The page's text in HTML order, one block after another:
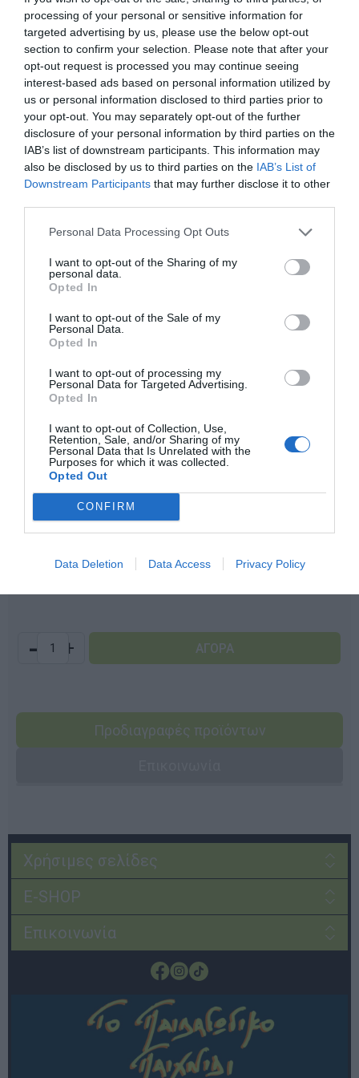
processing of your personal or sensitive information for
targeted advertising by us, please use the below opt-out
section to confirm your selection. Please note that after your
opt-out request is processed you may continue seeing
interest-based ads based on personal information utilized by
us or personal information disclosed to third parties prior to
your opt-out. You may separately opt-out of the further
disclosure of your personal information by third parties on the
IAB’s list of downstream participants. This information may
also be disclosed by us to third parties on the IAB’s List of
Downstream Participants that may further disclose it to other
Personal Data Processing Opt Outs
I want to opt-out of the Sharing of my
personal data.
Opted In
I want to opt-out of the Sale of my
Personal Data.
Opted In
I want to opt-out of processing my
Personal Data for Targeted Advertising.
Opted In
I want to opt-out of Collection, Use,
Retention, Sale, and/or Sharing of my
Personal Data that Is Unrelated with the
Purposes for which it was collected.
Opted Out
CONFIRM
Data Deletion Data Access Privacy Policy
25€ [+25,00 €]
50€ [+50,00 €]
75€ [+75,00 €]
100€ [+100,00 €]
Όνομα παραλήπτη:
Email παραλήπτη:
0,00 €
- +
Προδιαγραφές προϊόντων
Χρήσιμες σελίδες
E-SHOP
Επικοινωνία